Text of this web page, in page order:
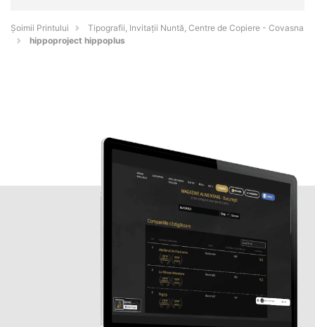
Şoimii Printului
Tipografii, Invitații Nuntă, Centre de Copiere - Covasna
hippoproject hippoplus